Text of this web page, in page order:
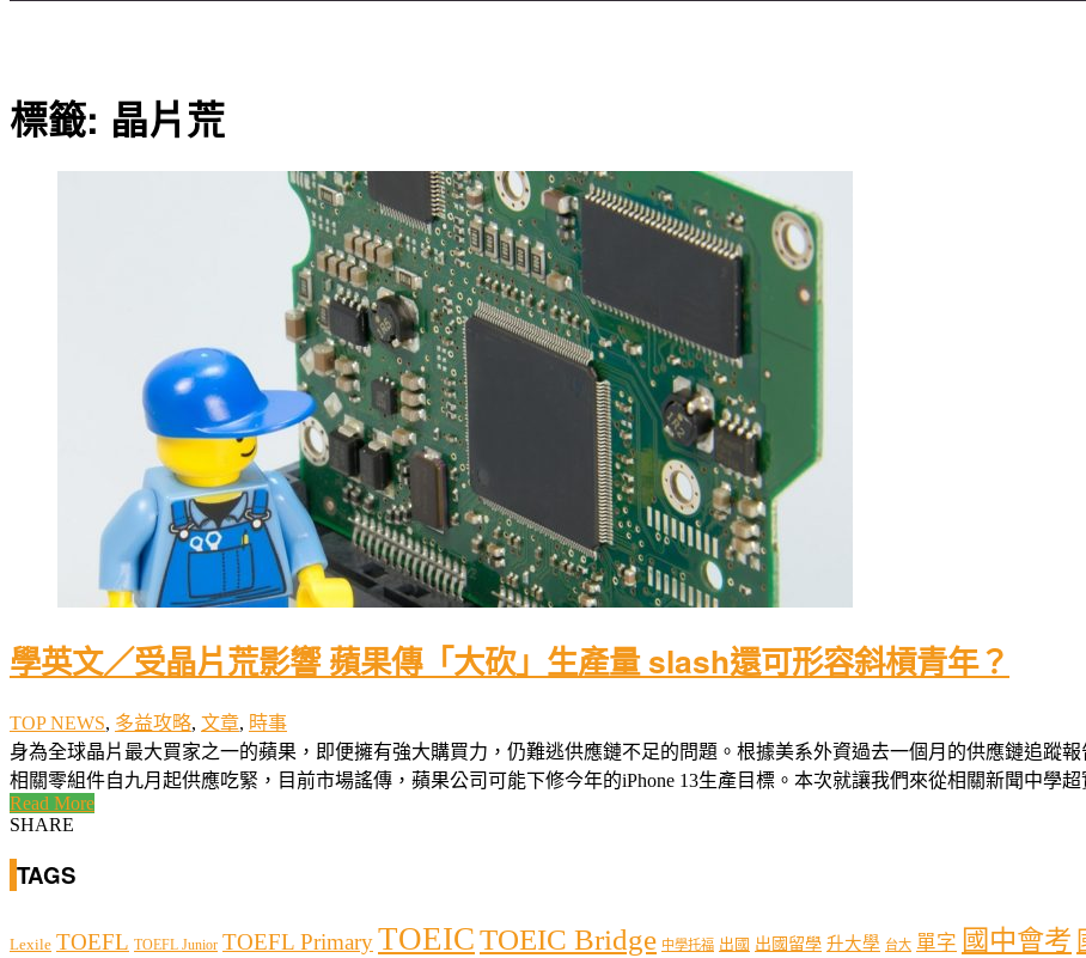
標籤: 晶片荒
學英文／受晶片荒影響 蘋果傳「大砍」生產量 slash還可形容斜槓青年？
TOP NEWS, 多益攻略, 文章, 時事
身為全球晶片最大買家之一的蘋果，即便擁有強大購買力，仍難逃供應鏈不足的問題。根據美系外資過去一個月的供應鏈追蹤
相關零組件自九月起供應吃緊，目前市場謠傳，蘋果公司可能下修今年的iPhone 13生產目標。本次就讓我們來從相關新聞中學
Read More
SHARE
TAGS
Lexile TOEFL TOEFL Junior TOEFL PrimaryTOEICTOEIC Bridge 中學托福 出國 出國留學 升大學 台大 單字 國中會考